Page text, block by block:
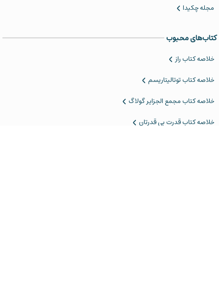
مجله چکیدا
کتاب‌های محبوب
خلاصه کتاب‌ راز
خلاصه کتاب توتالیتاریسم
‌خلاصه کتاب مجمع الجزایر گولاگ
خلاصه کتاب قدرت بی قدرتان